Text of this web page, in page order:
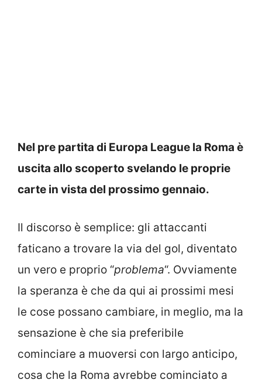
Nel pre partita di Europa League la Roma è
uscita allo scoperto svelando le proprie
carte in vista del prossimo gennaio.
Il discorso è semplice: gli attaccanti
faticano a trovare la via del gol, diventato
un vero e proprio “problema“. Ovviamente
la speranza è che da qui ai prossimi mesi
le cose possano cambiare, in meglio, ma la
sensazione è che sia preferibile
cominciare a muoversi con largo anticipo,
cosa che la Roma avrebbe cominciato a